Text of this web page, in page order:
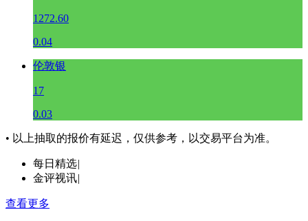
1272.60
0.04
伦敦银
17
0.03
• 以上抽取的报价有延迟，仅供参考，以交易平台为准。
每日精选|
金评视讯|
查看更多